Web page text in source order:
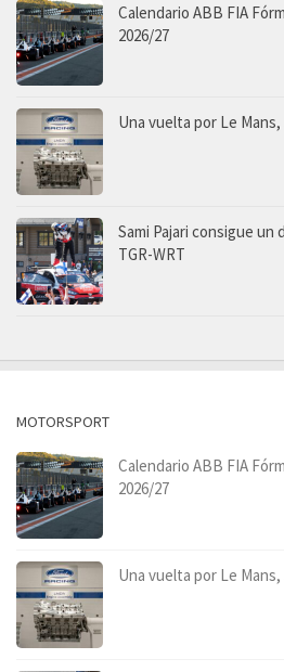
Calendario ABB FIA
2026/27
Una vuelta por Le
Sami Pajari consigue
TGR-WRT
MOTORSPORT
Calendario ABB FIA
2026/27
Una vuelta por Le